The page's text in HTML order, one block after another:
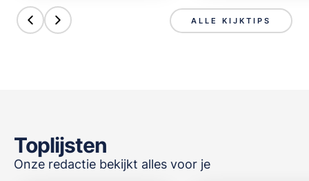
ALLE KIJKTIPS
Toplijsten
Onze redactie bekijkt alles voor je